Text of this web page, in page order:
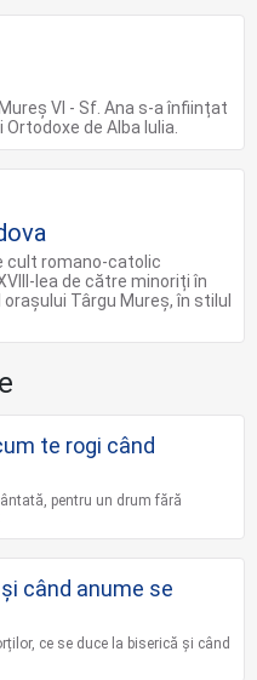
VI - Sf. Ana s-a înființat
de Alba Iulia.
cult romano-catolic
lea de către minoriți în
Târgu Mureș, în stilul
te rogi când
pentru un drum fără
când anume se
ce se duce la biserică și când